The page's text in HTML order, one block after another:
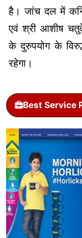
है। जांच दल में
एवं श्री आशीष
के दुरुपयोग के
रहेगा।
Best Service